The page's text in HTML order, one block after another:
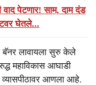
पेटणार! साम, दाम दंड
घेतले...
बॅनर लावायला सुरु केले
महाविकास आघाडी
आणला आहे.